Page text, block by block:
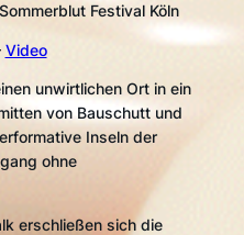
Festival Köln
Video
unwirtlichen Ort in ein
von Bauschutt und
Inseln der
ohne
erschließen sich die